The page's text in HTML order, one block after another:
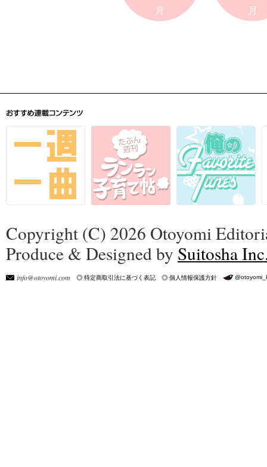
月 月
Copyright (C) 2026 Otoyomi
Produce & Designed by Suitosha
info@otoyomi.com 特定商取引法に基づく表記 個人情報保護方針